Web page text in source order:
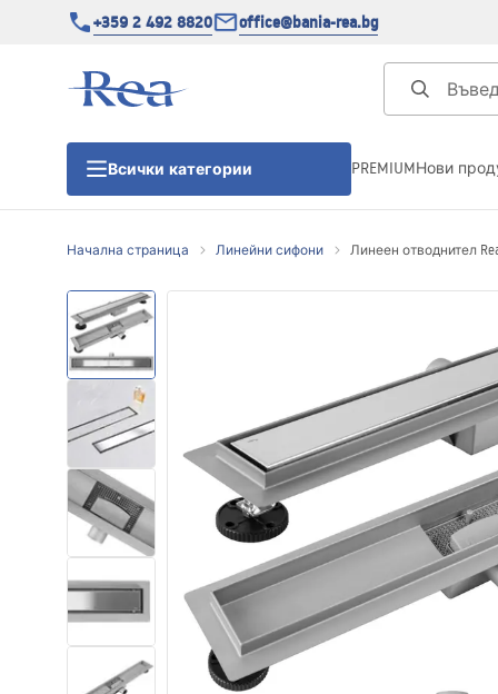
+359 2 492 8820 office@bania-rea.bg
Всички категории
Душ кабини
Душ корита
Линейни сифони
Комплект тоалетна чиния с
биде WC
Умивалници
Вани и Паравани
PREMIUMНови
Начална страница Линейни сифони Линеен отводнител Rea